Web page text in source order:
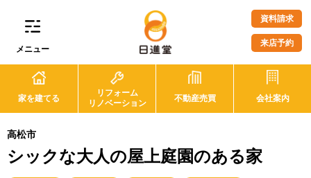
メニュー
資料請求
来店予約
家を建てる
リフォーム
リノベーション
不動産売買 会社案内
高松市
シックな大人の屋上庭園のある家